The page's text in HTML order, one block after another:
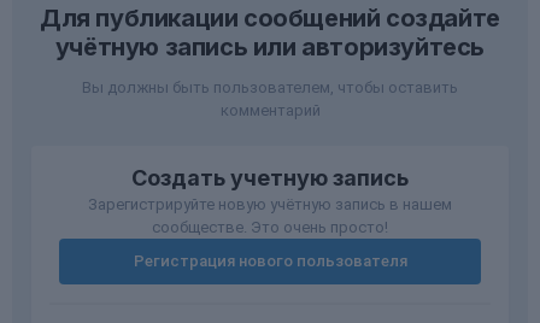
Для публикации сообщений создайте
учётную запись или авторизуйтесь
Вы должны быть пользователем, чтобы оставить
комментарий
Создать учетную запись
Зарегистрируйте новую учётную запись в нашем
сообществе. Это очень просто!
Регистрация нового пользователя